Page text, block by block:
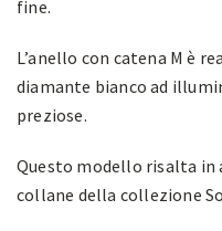
fine.
L’anello con catena M è
diamante bianco ad
preziose.
Questo modello risalta in
collane della collezione